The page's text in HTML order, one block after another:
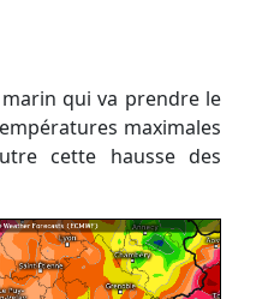
maximales
cette hausse des